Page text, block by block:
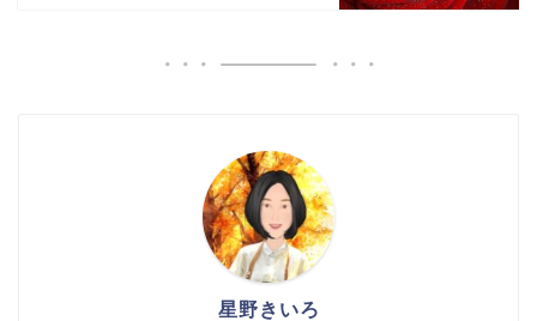
星野きいろ